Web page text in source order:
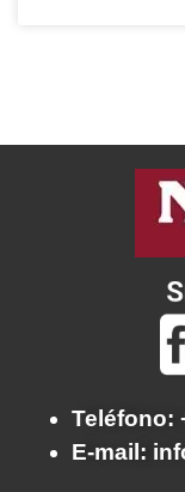
Teléfono:
E-mail: